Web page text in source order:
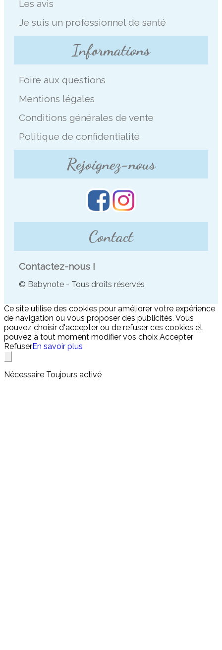
Les avis
Je suis un professionnel de santé
Informations
Foire aux questions
Mentions légales
Conditions générales de vente
Politique de confidentialité
Rejoignez-nous
Contact
Contactez-nous !
© Babynote - Tous droits réservés
Ce site utilise des cookies pour améliorer votre expérience
de navigation ou vous proposer des publicités. Vous
pouvez choisir d'accepter ou de refuser ces cookies et
pouvez à tout moment modifier vos choix Accepter
RefuserEn savoir plus
Nécessaire Toujours activé